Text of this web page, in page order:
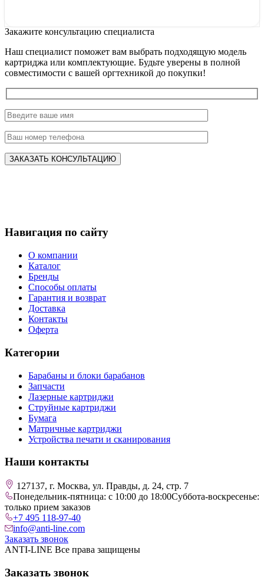
Закажите консультацию специалиста
Наш специалист поможет вам выбрать подходящую модель
картриджа или комплектующие. Будьте уверены в полной
совместимости с вашей оргтехникой до покупки!
Навигация по сайту
О компании
Каталог
Бренды
Способы оплаты
Гарантия и возврат
Доставка
Контакты
Оферта
Категории
Барабаны и блоки барабанов
Запчасти
Лазерные картриджи
Струйные картриджи
Бумага
Матричные картриджи
Устройства печати и сканирования
Наши контакты
127137, г. Москва, ул. Правды, д. 24, стр. 7
Понедельник-пятница: с 10:00 до 18:00Суббота-воскресенье:
только прием заказов
+7 495 118-97-40
info@anti-line.com
Заказать звонок
ANTI-LINE Все права защищены
Заказать звонок